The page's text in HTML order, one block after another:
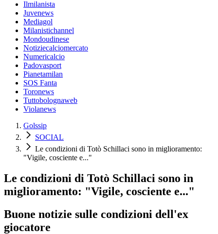
Ilmilanista
Juvenews
Mediagol
Milanistichannel
Mondoudinese
Notiziecalciomercato
Numericalcio
Padovasport
Pianetamilan
SOS Fanta
Toronews
Tuttobolognaweb
Violanews
Golssip
SOCIAL
Le condizioni di Totò Schillaci sono in miglioramento:
"Vigile, cosciente e..."
Le condizioni di Totò Schillaci sono in
miglioramento: "Vigile, cosciente e..."
Buone notizie sulle condizioni dell'ex
giocatore